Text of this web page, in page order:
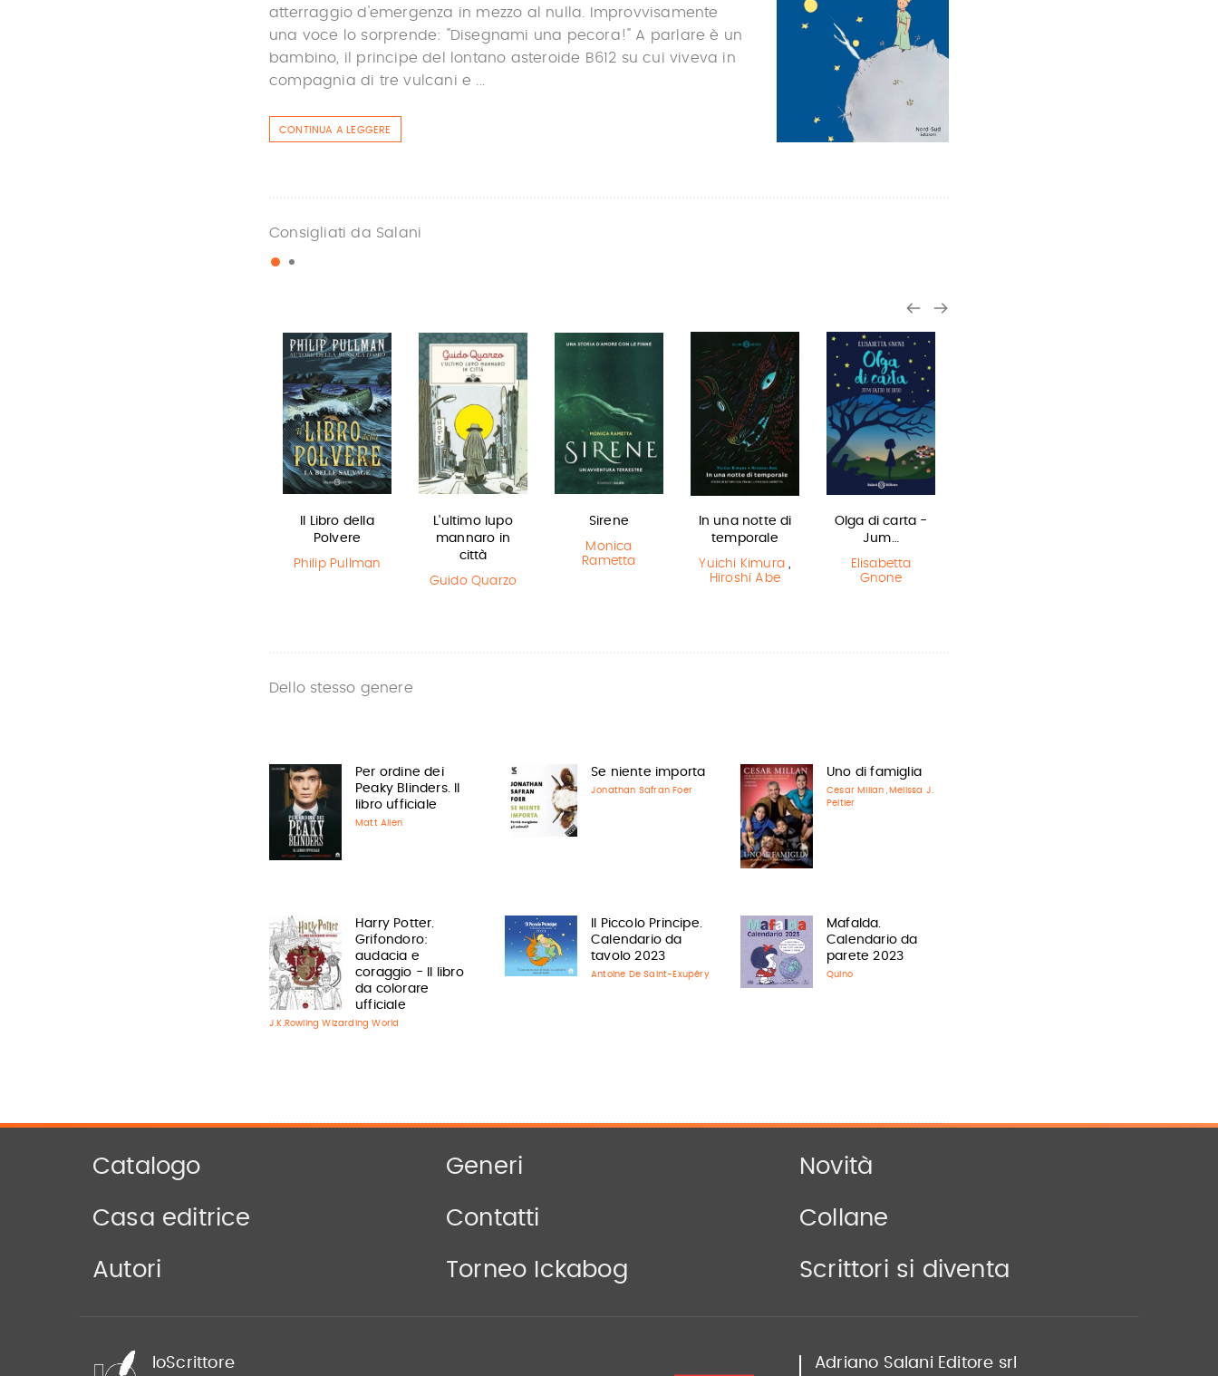
atterraggio d'emergenza in mezzo al nulla. Improvvisamente
una voce lo sorprende: "Disegnami una pecora!" A parlare è un
bambino, il principe del lontano asteroide B612 su cui viveva in
compagnia di tre vulcani e ...
CONTINUA A LEGGERE
Consigliati da Salani
Il Libro della
Polvere
Philip Pullman
L'ultimo lupo
mannaro in
città
Guido Quarzo
Sirene
Monica
Rametta
In una notte di
temporale
Yuichi Kimura ,
Hiroshi Abe
Olga di carta -
Jum…
Elisabetta
Gnone
Dello stesso genere
Per ordine dei
Peaky Blinders. Il
libro ufficiale
Matt Allen
Se niente importa
Jonathan Safran Foer
Uno di famiglia
Cesar Millan , Melissa J.
Peltier
Harry Potter.
Grifondoro:
audacia e
coraggio - Il libro
da colorare
ufficiale
J.K.Rowling Wizarding World
Il Piccolo Principe.
Calendario da
tavolo 2023
Antoine De Saint-Exupéry
Mafalda.
Calendario da
parete 2023
Quino
Catalogo Generi Novità
Casa editrice Contatti Collane
Autori Torneo Ickabog Scrittori si diventa
IoScrittore Adriano Salani Editore srl